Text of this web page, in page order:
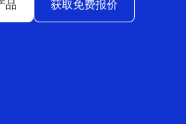
品 获取免费报价